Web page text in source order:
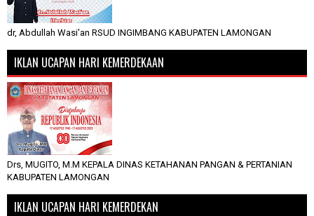
dr, Abdullah Wasi'an RSUD INGIMBANG KABUPATEN LAMONGAN
IKLAN UCAPAN HARI KEMERDEKAAN
Drs, MUGITO, M.M KEPALA DINAS KETAHANAN PANGAN & PERTANIAN
KABUPATEN LAMONGAN
IKLAN UCAPAN HARI KEMERDEKAN